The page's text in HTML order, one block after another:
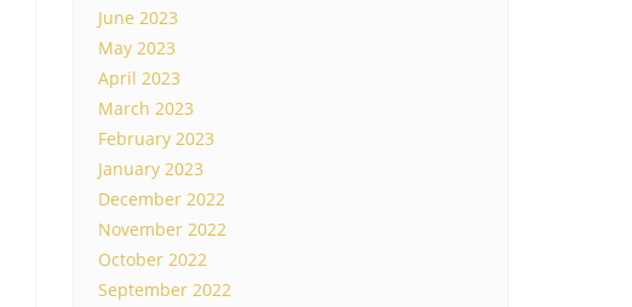
June 2023
May 2023
April 2023
March 2023
February 2023
January 2023
December 2022
November 2022
October 2022
September 2022